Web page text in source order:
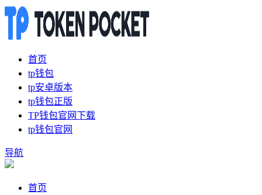
首页
tp钱包
tp安卓版本
tp钱包正版
TP钱包官网下载
tp钱包官网
导航
首页